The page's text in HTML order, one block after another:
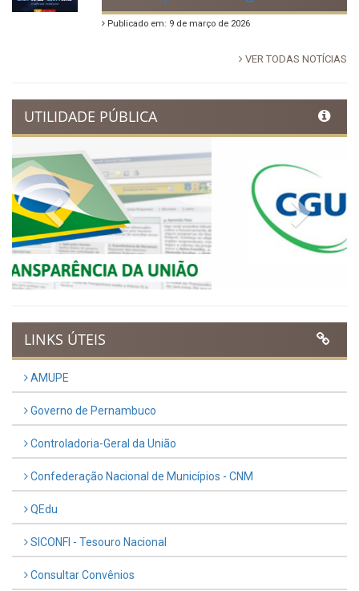
Dia Municipal do Evangélico
promete noite de fé e louvor
Ibimirim inicia contagem
regressiva para o Dia
Municipal do Evangélico 2026
Publicado em: 9 de março de 2026
VER TODAS NOTÍCIAS
UTILIDADE PÚBLICA
Previous Next
LINKS ÚTEIS